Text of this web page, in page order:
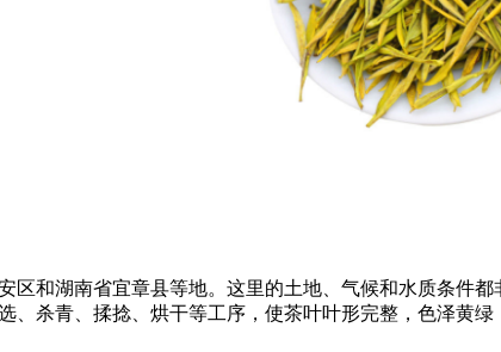
区和湖南省宜章县等地。这里的土地、气候和水质条件
、杀青、揉捻、烘干等工序，使茶叶叶形完整，色泽黄